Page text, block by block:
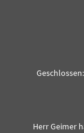
Klicken, um
Geschlossen:
Herr Geimer